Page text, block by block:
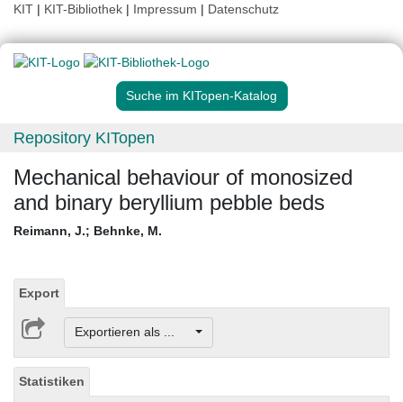
KIT | KIT-Bibliothek | Impressum | Datenschutz
Suche im KITopen-Katalog
Repository KITopen
Mechanical behaviour of monosized
and binary beryllium pebble beds
Reimann, J.; Behnke, M.
Export
Exportieren als ...
Statistiken